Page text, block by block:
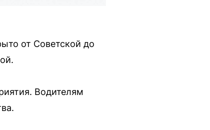
от Советской до
Водителям